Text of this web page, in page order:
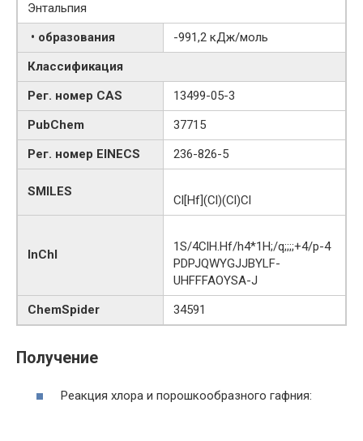
Энтальпия
• образования
-991,2 кДж/моль
Классификация
Рег. номер CAS
13499-05-3
PubChem
37715
Рег. номер EINECS
236-826-5
SMILES
Cl[Hf](Cl)(Cl)Cl
InChI
1S/4ClH.Hf/h4*1H;/q;;;;+4/p-4
PDPJQWYGJJBYLF-
UHFFFAOYSA-J
ChemSpider
34591
Получение
Реакция хлора и порошкообразного гафния: